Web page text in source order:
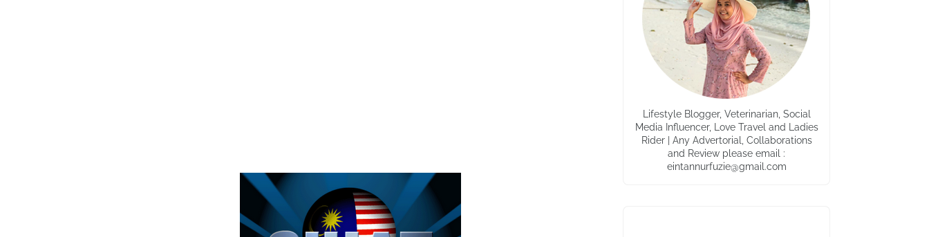
Lifestyle Blogger, Veterinarian, Social
Media Influencer, Love Travel and Ladies
Rider | Any Advertorial, Collaborations
and Review please email :
eintannurfuzie@gmail.com